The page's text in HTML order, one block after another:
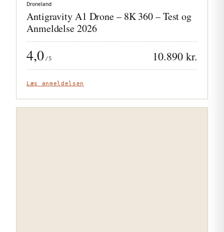
Droneland
Antigravity A1 Drone – 8K 360 – Test og
Anmeldelse 2026
4,0 /5 10.890 kr.
Læs anmeldelsen